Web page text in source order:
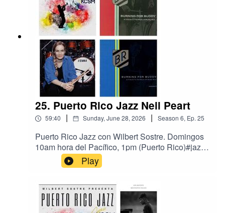
Randy Ingram, Loli de la Rosa, y Miguel Zenón
con la Barcelona Art Orchestra.
25. Puerto Rico Jazz Neil Peart
59:40 | Sunday, June 28, 2026 | Season 6, Ep. 25
Puerto Rico Jazz con Wilbert Sostre. Domingos
10am hora del Pacífico, 1pm (Puerto Rico)#jazz
#puertoricojazz #radio #JazzRadioKCSM Jazz
91 HD2, the Bay Area's Jazz Station, San Mateo,
https://radio.securenetsystems.net/cwa/index.cfm
?stationCallSign=KCSMHD2Música de las dos
grabaciones del baterista Neil Peart en tributo a
Play